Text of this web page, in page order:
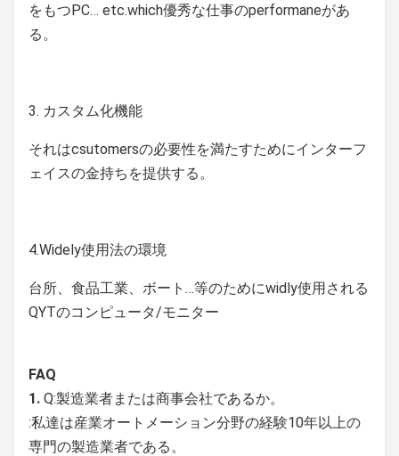
をもつPC… etc.which優秀な仕事のperformaneがあ
る。
3. カスタム化機能
それはcsutomersの必要性を満たすためにインターフ
ェイスの金持ちを提供する。
4.Widely使用法の環境
台所、食品工業、ボート…等のためにwidly使用される
QYTのコンピュータ/モニター
FAQ
1. Q:製造業者または商事会社であるか。
:私達は産業オートメーション分野の経験10年以上の
専門の製造業者である。